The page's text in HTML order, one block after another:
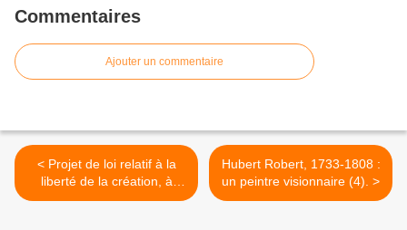
Commentaires
Ajouter un commentaire
< Projet de loi relatif à la
liberté de la création, à
l'architecture et au
Hubert Robert, 1733-1808 :
un peintre visionnaire (4). >